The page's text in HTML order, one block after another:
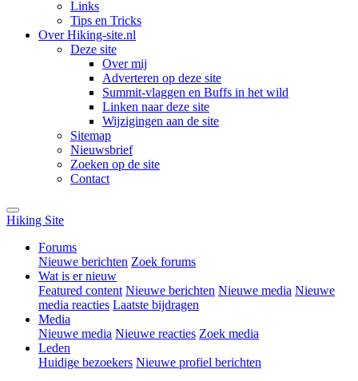
Links
Tips en Tricks
Over Hiking-site.nl
Deze site
Over mij
Adverteren op deze site
Summit-vlaggen en Buffs in het wild
Linken naar deze site
Wijzigingen aan de site
Sitemap
Nieuwsbrief
Zoeken op de site
Contact
Hiking Site
Forums
Nieuwe berichten Zoek forums
Wat is er nieuw
Featured content Nieuwe berichten Nieuwe media Nieuwe
media reacties Laatste bijdragen
Media
Nieuwe media Nieuwe reacties Zoek media
Leden
Huidige bezoekers Nieuwe profiel berichten